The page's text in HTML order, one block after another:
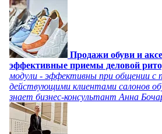
Продажи обуви и
эффективные приемы деловой
модули - эффективны при общении с
действующими клиентами салонов
знает бизнес-консультант Анна